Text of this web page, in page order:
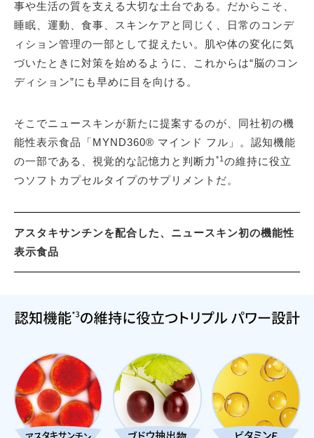
事や生活の質を支える大切な土台である。だからこそ、
睡眠、運動、食事、スキンケアと同じく、日常のコンデ
ィション管理の一部として捉えたい。肌や体の変化に気
づいたときに対策を始めるように、これからは“脳のコン
ディション”にも早めに目を向ける。
そこでニュースキンが新たに提案するのが、同社初の機
能性表示食品「MYND360® マインド フル」。認知機能
の一部である、視覚的な記憶力と判断力 *1 の維持に役立
つソフトカプセルタイプのサプリメントだ。
アスタキサンチンを配合した、ニュースキン初の機能性
表示食品